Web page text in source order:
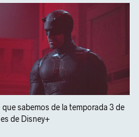
sabemos de la temporada 3 de
de Disney+